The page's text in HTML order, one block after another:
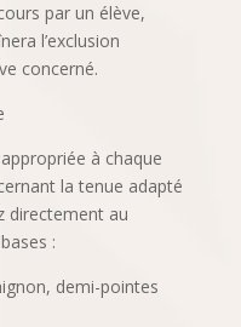
par un élève,
l’exclusion
concerné.
à chaque
la tenue adapté
directement au
:
demi-pointes